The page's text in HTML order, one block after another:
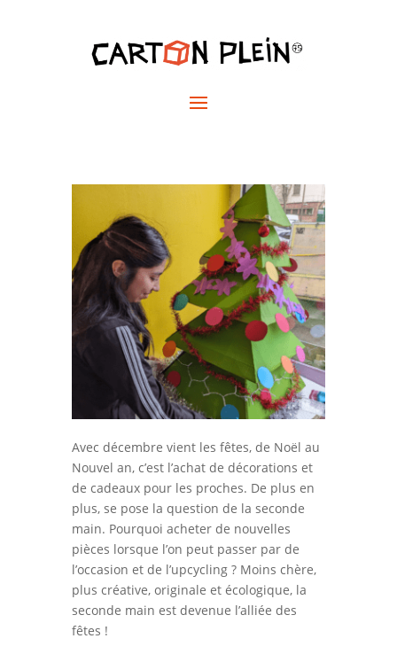
Pour Noël, optez pour la
seconde-main !
Avec décembre vient les fêtes, de Noël au
Nouvel an, c’est l’achat de décorations et
de cadeaux pour les proches. De plus en
plus, se pose la question de la seconde
main. Pourquoi acheter de nouvelles
pièces lorsque l’on peut passer par de
l’occasion et de l’upcycling ? Moins chère,
plus créative, originale et écologique, la
seconde main est devenue l’alliée des
fêtes !